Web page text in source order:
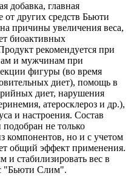
добавка, главная
от других средств Бьюти
причины увеличения веса,
биоактивных
рекомендуется при
и мужчинам при
фигуры (во время
диет), помощь в
диет, нарушения
атеросклероз и др.),
и настроения. Состав
не только
компонентов, но и с учетом
общий эффект применения.
и стабилизировать вес в
"Бьюти Слим".